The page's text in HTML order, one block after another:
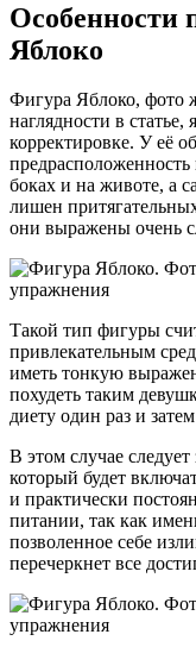
Особенности
Яблоко
Фигура Яблоко, фото
наглядности в
корректировке. У её
боках и на животе, а
лишен
они выражены очень
Такой тип фигуры
привлекательным
иметь тонкую
похудеть таким
диету один раз и
В этом случае следует
который будет
и практически
питании, так как
позволенное себе
перечеркнет все